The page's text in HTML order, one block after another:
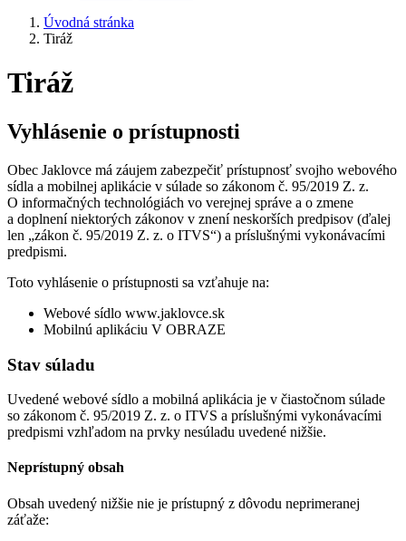
Úvodná stránka
Tiráž
Tiráž
Vyhlásenie o prístupnosti
Obec Jaklovce má záujem zabezpečiť prístupnosť svojho webového
sídla a mobilnej aplikácie v súlade so zákonom č. 95/2019 Z. z.
O informačných technológiách vo verejnej správe a o zmene
a doplnení niektorých zákonov v znení neskorších predpisov (ďalej
len „zákon č. 95/2019 Z. z. o ITVS“) a príslušnými vykonávacími
predpismi.
Toto vyhlásenie o prístupnosti sa vzťahuje na:
Webové sídlo www.jaklovce.sk
Mobilnú aplikáciu V OBRAZE
Stav súladu
Uvedené webové sídlo a mobilná aplikácia je v čiastočnom súlade
so zákonom č. 95/2019 Z. z. o ITVS a príslušnými vykonávacími
predpismi vzhľadom na prvky nesúladu uvedené nižšie.
Neprístupný obsah
Obsah uvedený nižšie nie je prístupný z dôvodu neprimeranej
záťaže: